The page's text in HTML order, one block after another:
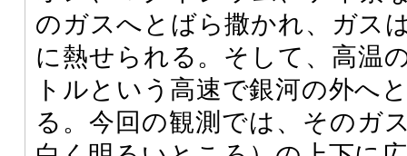
のガスへとばら撒かれ、ガス
に熱せられる。そして、高温
トルという高速で銀河の外へ
る。今回の観測では、そのガ